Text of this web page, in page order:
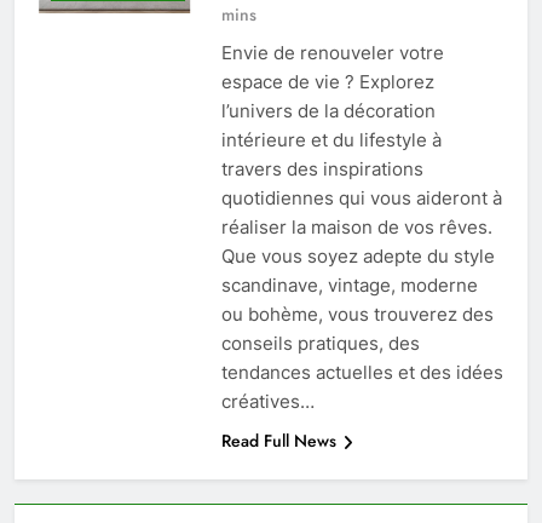
mins
Envie de renouveler votre
espace de vie ? Explorez
l’univers de la décoration
intérieure et du lifestyle à
travers des inspirations
quotidiennes qui vous aideront à
réaliser la maison de vos rêves.
Que vous soyez adepte du style
scandinave, vintage, moderne
ou bohème, vous trouverez des
conseils pratiques, des
tendances actuelles et des idées
créatives…
Read Full News